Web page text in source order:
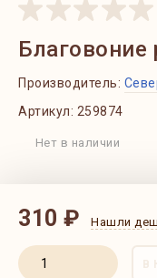
Благовоние
Производитель:
Артикул: 259874
Нет в наличии
310 ₽ Нашли
В